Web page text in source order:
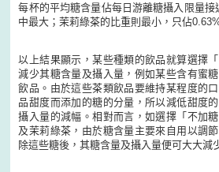
每杯的平均糖含量佔每日游離糖攝入限量
中最大；茉莉綠茶的比重則最小，只佔
以上結果顯示，某些種類的飲品就算選擇
減少其糖含量及攝入量，例如某些含有蜜
飲品。由於這些茶類飲品要維持某程度的
品甜度而添加的糖的分量，所以減低甜度
攝入量的減幅。相對而言，如選擇「不加
及茉莉綠茶，由於糖含量主要來自用以調
除這些糖後，其糖含量及攝入量便可大大減